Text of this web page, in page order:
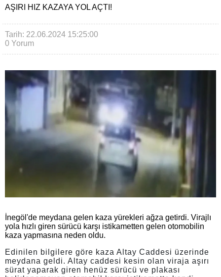
AŞIRI HIZ KAZAYA YOL AÇTI!
Tarih: 22.06.2024 15:25:00
0 Yorum
İnegöl'de meydana gelen kaza yürekleri ağza getirdi. Virajlı
yola hızlı giren sürücü karşı istikametten gelen otomobilin
kaza yapmasına neden oldu.
Edinilen bilgilere göre kaza Altay Caddesi üzerinde
meydana geldi. Altay caddesi kesin olan viraja aşırı
sürat yaparak giren henüz sürücü ve plakası